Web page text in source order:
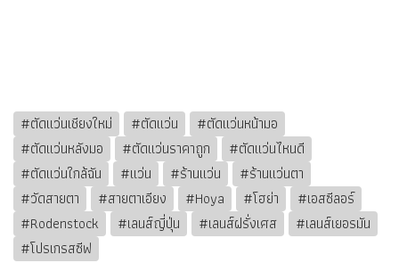
#ตัดแว่นเชียงใหม่ #ตัดแว่น
#ตัดแว่นหน้ามอ
#ตัดแว่นหลังมอ
#ตัดแว่นราคาถูก
#ตัดแว่นไหนดี
#ตัดแว่นใกล้ฉัน
#แว่น #ร้านแว่น
#ร้านแว่นตา
#วัดสายตา
#สายตาเอียง #Hoya #โฮย่า
#เอสซีลอร์
#Rodenstock
#เลนส์ญี่ปุ่น #เลนส์ฝรั่งเศส
#เลนส์เยอรมัน
#โปรเกรสซีฟ